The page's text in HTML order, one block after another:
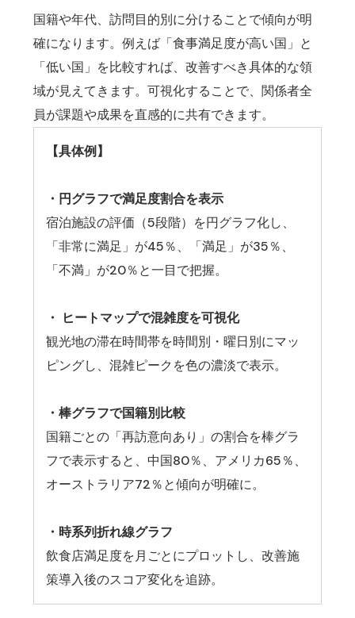
国籍や年代、訪問目的別に分けることで傾向が明
確になります。例えば「食事満足度が高い国」と
「低い国」を比較すれば、改善すべき具体的な領
域が見えてきます。可視化することで、関係者全
員が課題や成果を直感的に共有できます。
【具体例】
・円グラフで満足度割合を表示
宿泊施設の評価（5段階）を円グラフ化し、
「非常に満足」が45％、「満足」が35％、
「不満」が20％と一目で把握。
・ ヒートマップで混雑度を可視化
観光地の滞在時間帯を時間別・曜日別にマッ
ピングし、混雑ピークを色の濃淡で表示。
・棒グラフで国籍別比較
国籍ごとの「再訪意向あり」の割合を棒グラ
フで表示すると、中国80％、アメリカ65％、
オーストラリア72％と傾向が明確に。
・時系列折れ線グラフ
飲食店満足度を月ごとにプロットし、改善施
策導入後のスコア変化を追跡。